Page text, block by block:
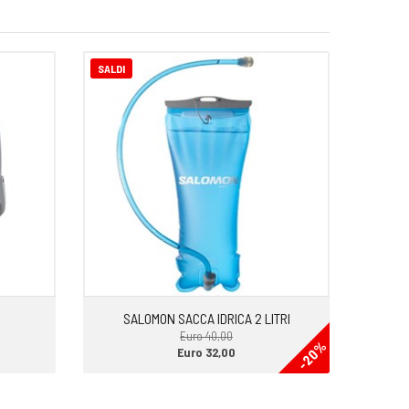
SALDI
SALOMON SACCA IDRICA 2 LITRI
Euro 40,00
-20%
Euro 32,00